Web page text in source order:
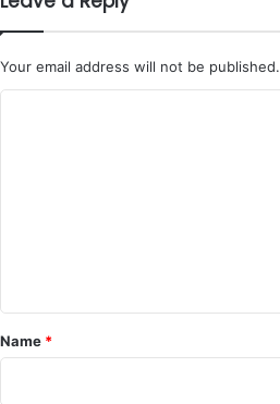
Your email address will not be published.
*
Name *